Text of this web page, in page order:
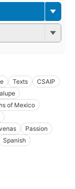
Texts
CSAIP
of Mexico
Passion
Spanish